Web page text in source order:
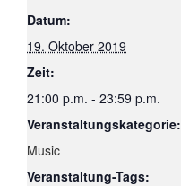
Datum:
19. Oktober 2019
Zeit:
21:00 p.m. - 23:59 p.m.
Veranstaltungskategorie:
Music
Veranstaltung-Tags: